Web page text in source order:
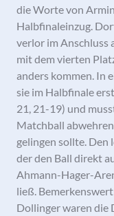
die Worte von
Halbfinaleinzug.
verlor im Anschluss
mit dem vierten
anders kommen. In
sie im Halbfinale
21, 21-19) und
Matchball
gelingen sollte.
der den Ball direkt
Ahmann-Hager-
ließ.
Dollinger waren die